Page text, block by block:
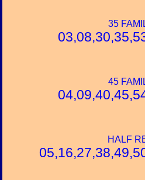
35
45
HALF